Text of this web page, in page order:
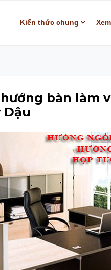
Kiến thức chung
bàn làm